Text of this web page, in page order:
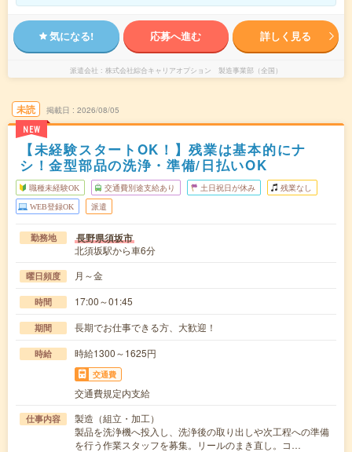
気になる! 応募へ進む 詳しく見る
派遣会社 株式会社綜合キャリアオプション 製造事業部（全国）
未読
NEW
掲載日 2026/08/05
【未経験スタートOK！】残業は基本的にナ
シ！金型部品の洗浄・準備/日払いOK
職種未経験OK 交通費別途支給あり 土日祝日が休み 残業なし
WEB登録OK 派遣
勤務地 長野県須坂市
北須坂駅から車6分
曜日頻度 月～金
時間 17:00～01:45
期間 長期でお仕事できる方、大歓迎！
時給 時給1300～1625円
交通費
交通費規定内支給
仕事内容
製造（組立・加工）
製品を洗浄機へ投入し、洗浄後の取り出しや次工程への準備
を行う作業スタッフを募集。リールのまき直し。コ…